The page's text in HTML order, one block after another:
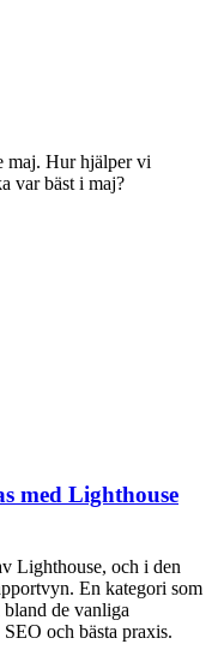
maj. Hur hjälper vi
var bäst i maj?
med Lighthouse
Lighthouse, och i den
En kategori som
de vanliga
och bästa praxis.